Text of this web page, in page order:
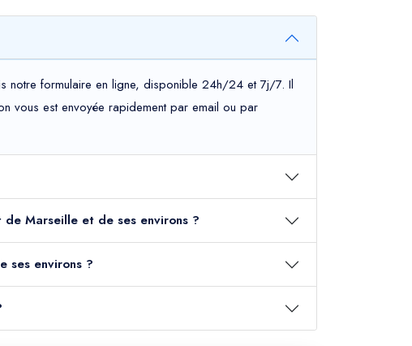
notre formulaire en ligne, disponible 24h/24 et 7j/7. Il
vous est envoyée rapidement par email ou par
Marseille et de ses environs ?
ses environs ?